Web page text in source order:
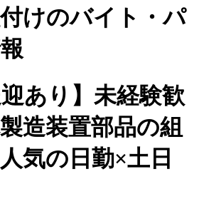
けのバイト・パ
迎あり】未経験歓
造装置部品の組
気の日勤×土日